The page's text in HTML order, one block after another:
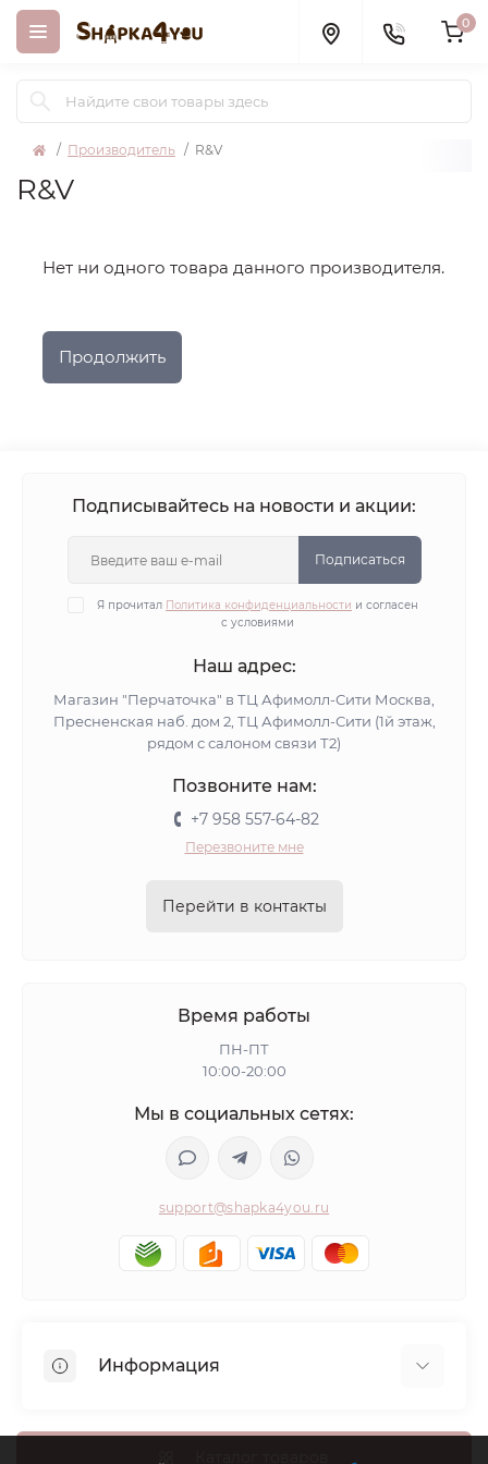
0
Производитель R&V
R&V
Нет ни одного товара данного производителя.
Продолжить
Подписывайтесь на новости и акции:
Подписаться
Я прочитал Политика конфиденциальности и согласен
с условиями
Наш адрес:
Магазин "Перчаточка" в ТЦ Афимолл-Сити Москва,
Пресненская наб. дом 2, ТЦ Афимолл-Сити (1й этаж,
рядом с салоном связи Т2)
Позвоните нам:
+7 958 557-64-82
Перезвоните мне
Перейти в контакты
Время работы
ПН-ПТ
10:00-20:00
Мы в социальных сетях:
support@shapka4you.ru
Информация